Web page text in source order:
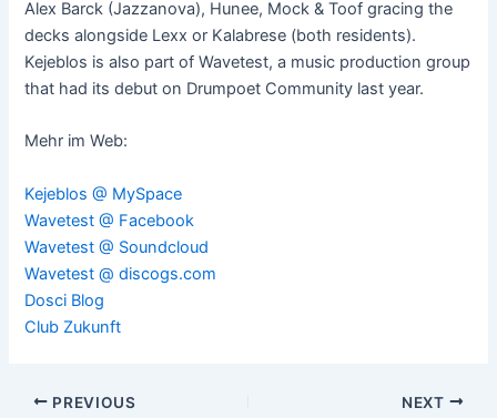
Alex Barck (Jazzanova), Hunee, Mock & Toof gracing the
decks alongside Lexx or Kalabrese (both residents).
Kejeblos is also part of Wavetest, a music production group
that had its debut on Drumpoet Community last year.
Mehr im Web:
Kejeblos @ MySpace
Wavetest @ Facebook
Wavetest @ Soundcloud
Wavetest @ discogs.com
Dosci Blog
Club Zukunft
Post
PREVIOUS NEXT